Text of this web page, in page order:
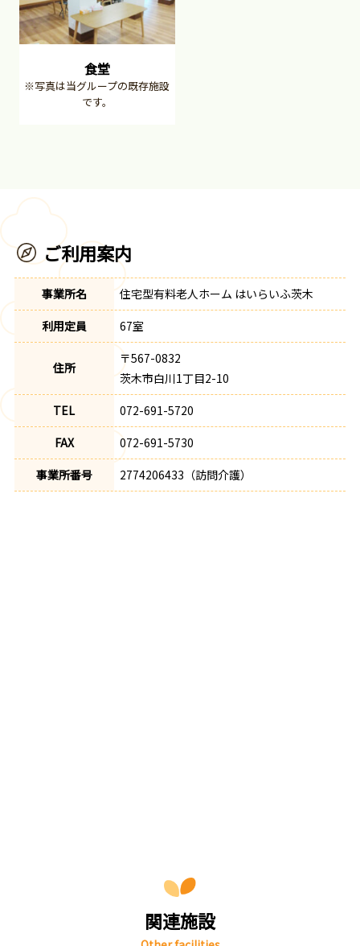
食堂
※写真は当グループの既存施設
です。
ご利用案内
事業所名
住宅型有料老人ホーム はいらいふ茨木
利用定員
67室
住所
〒567-0832
茨木市白川1丁目2-10
TEL
072-691-5720
FAX
072-691-5730
事業所番号
2774206433（訪問介護）
関連施設